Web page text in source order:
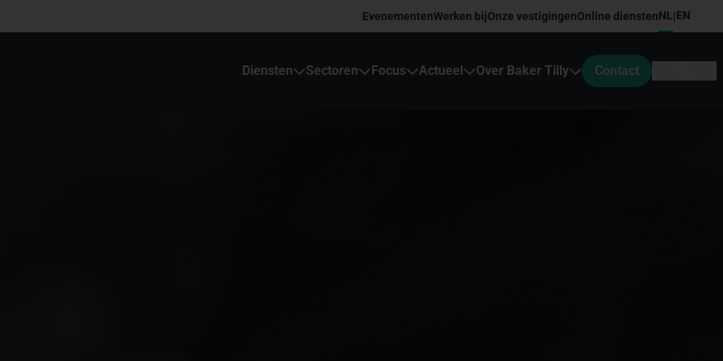
EvenementenWerken bijOnze vestigingenOnline dienstenNL|EN
Diensten Sectoren Focus Actueel Over Baker Tilly Contact